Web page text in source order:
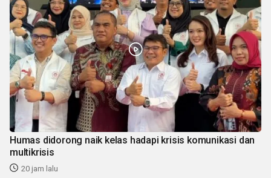
Humas didorong naik kelas hadapi krisis komunikasi dan
multikrisis
20 jam lalu